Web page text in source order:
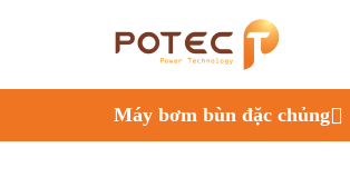
Máy bơm bùn đặc chủng